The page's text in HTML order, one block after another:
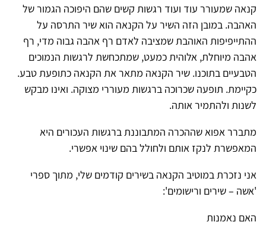
קנאה שמעורר עוד ועוד רגשות קשים שהם היפוכה הגמור של
האהבה. במובן הזה השיר על הקנאה הוא שיר התרסה על
ההתייפיפות האוהבת שמציבה לאדם רף אהבה גבוה מדי, רף
אהבה מיוחלת, אלוהית כמעט, שמתכחשת לרגשות הנמוכים
הטבעיים בתוכנו. שיר הקנאה מתאר את הקנאה כתופעת טבע.
כקיימת. תופעה שכרוכה ברגשות מעוררי מצוקה. ואינו מבקש
לשנות ולהתמיר אותה.
מתברר אפוא שההכרה המתבוננת ברגשות העכורים היא
המאפשרת לנקז אותם ולחולל בהם שינוי אפשרי.
אני נזכרת במוטיב הקנאה בשירים קודמים שלי, מתוך ספרי
'אשה – שירים ורישומים':
האם נאמנות